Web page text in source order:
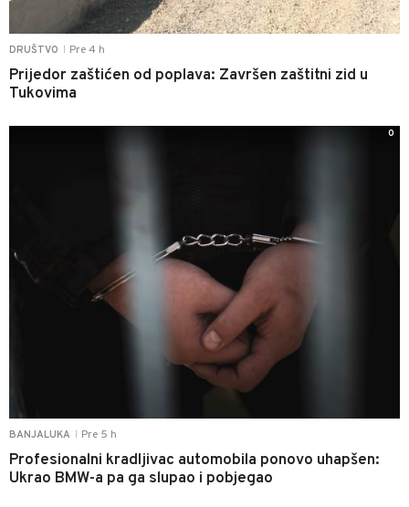
DRUŠTVO Pre 4 h
Prijedor zaštićen od poplava: Završen zaštitni zid u
Tukovima
BANJALUKA Pre 5 h
Profesionalni kradljivac automobila ponovo uhapšen:
Ukrao BMW-a pa ga slupao i pobjegao
0